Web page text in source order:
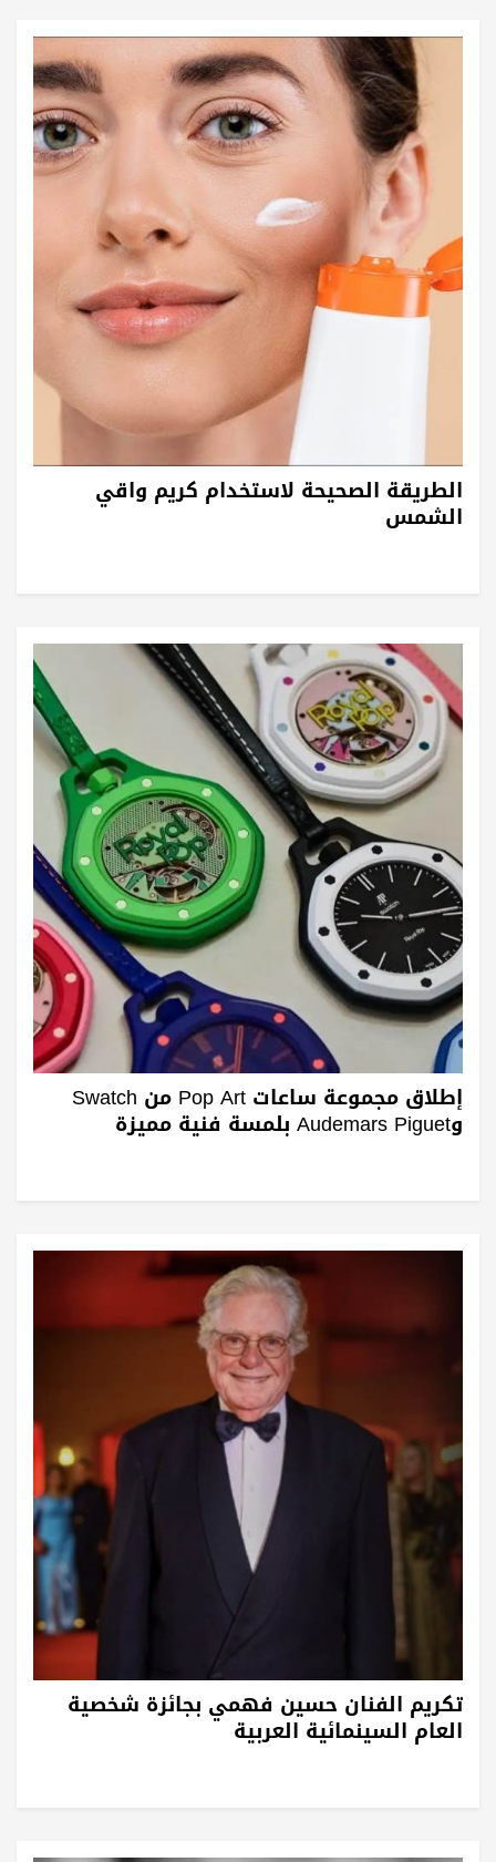
الطريقة الصحيحة لاستخدام كريم واقي
الشمس
إطلاق مجموعة ساعات Pop Art من Swatch
وAudemars Piguet بلمسة فنية مميزة
تكريم الفنان حسين فهمي بجائزة شخصية
العام السينمائية العربية